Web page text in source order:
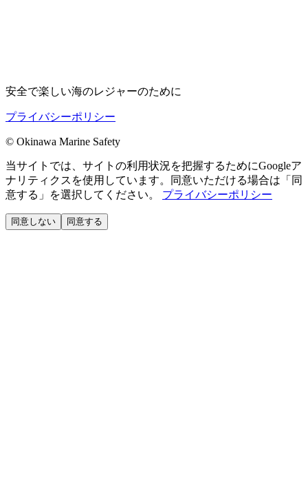
安全で楽しい海のレジャーのために
プライバシーポリシー
© Okinawa Marine Safety
当サイトでは、サイトの利用状況を把握するためにGoogleア
ナリティクスを使用しています。同意いただける場合は「同
意する」を選択してください。
プライバシーポリシー
同意しない 同意する